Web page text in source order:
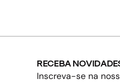
RECEBA
Inscreva-se na